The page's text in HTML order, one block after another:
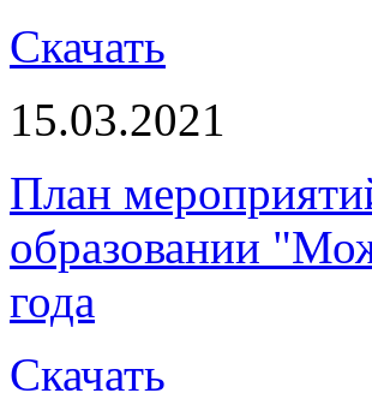
Скачать
15.03.2021
План
образовании
года
Скачать